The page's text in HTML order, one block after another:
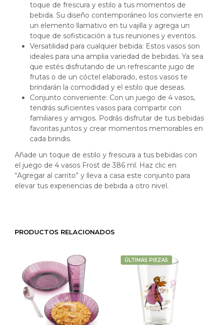
toque de frescura y estilo a tus momentos de
bebida. Su diseño contemporáneo los convierte en
un elemento llamativo en tu vajilla y agrega un
toque de sofisticación a tus reuniones y eventos.
Versatilidad para cualquier bebida: Estos vasos son
ideales para una amplia variedad de bebidas. Ya sea
que estés disfrutando de un refrescante jugo de
frutas o de un cóctel elaborado, estos vasos te
brindarán la comodidad y el estilo que deseas.
Conjunto conveniente: Con un juego de 4 vasos,
tendrás suficientes vasos para compartir con
familiares y amigos. Podrás disfrutar de tus bebidas
favoritas juntos y crear momentos memorables en
cada brindis.
Añade un toque de estilo y frescura a tus bebidas con
el juego de 4 vasos Frost de 386 ml. Haz clic en
“Agregar al carrito” y lleva a casa este conjunto para
elevar tus experiencias de bebida a otro nivel.
PRODUCTOS RELACIONADOS
ÚLTIMAS PIEZAS